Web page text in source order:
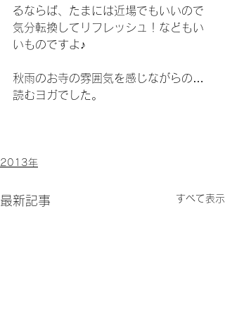
るならば、たまには近場でもいいので
気分転換してリフレッシュ！などもい
いものですよ♪
秋雨のお寺の雰囲気を感じながらの…
読むヨガでした。
2013年
最新記事 すべて表示